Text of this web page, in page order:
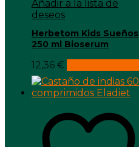
Añadir a la lista de
deseos
Herbetom Kids Sueños
250 ml Bioserum
12,36 €